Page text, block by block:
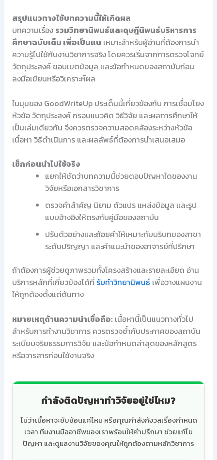
สรุปแนวทางใช้บทความนี้ให้เกิดผล
บทความเรื่อง รวมวิทยานิพนธ์และดุษฎีนิพนธ์บริหารการ
ศึกษาฉบับเต็ม เพื่อเป็นแน เหมาะสำหรับผู้อ่านที่ต้องการนำ
ความรู้ไปใช้กับงานวิชาการจริง โดยควรเริ่มจากการตรวจโจทย์
วัตถุประสงค์ ขอบเขตข้อมูล และข้อกำหนดของสถาบันก่อน
ลงมือเขียนหรือวิเคราะห์ผล
ในมุมของ GoodWriteUp ประเด็นนี้เกี่ยวข้องกับ การเชื่อมโยง
หัวข้อ วัตถุประสงค์ กรอบแนวคิด วิธีวิจัย และผลการศึกษาให้
เป็นเล่มเดียวกัน จึงควรตรวจความสอดคล้องระหว่างหัวข้อ
เนื้อหา วิธีดำเนินการ และผลลัพธ์ที่ต้องการนำเสนอเสมอ
เช็กก่อนนำไปใช้จริง
แยกให้ชัดว่าบทความนี้ช่วยตอบปัญหาใดของงาน
วิจัยหรือเอกสารวิชาการ
ตรวจคำสำคัญ นิยาม ตัวแปร แหล่งข้อมูล และรูป
แบบอ้างอิงให้ตรงกับคู่มือของสถาบัน
ปรับตัวอย่างและถ้อยคำให้เหมาะกับบริบทของสาขา
ระดับปริญญา และคำแนะนำของอาจารย์ที่ปรึกษา
ถ้าต้องการผู้ช่วยดูภาพรวมทั้งโครงสร้างและรายละเอียด อ่าน
บริการหลักที่เกี่ยวข้องได้ที่ รับทำวิทยานิพนธ์เพื่อวางแผนงาน
ให้ถูกต้องตั้งแต่ต้นทาง
หมายเหตุด้านความน่าเชื่อถือ: เนื้อหานี้เป็นแนวทางทั่วไป
สำหรับการทำงานวิชาการ ควรตรวจซ้ำกับประกาศของสถาบัน
ระเบียบจริยธรรมการวิจัย และข้อกำหนดล่าสุดของหลักสูตร
หรือวารสารก่อนใช้งานจริง
กำลังติดปัญหาทำวิจัยอยู่ใช่ไหม?
ไม่ว่าเนื้อหาจะซับซ้อนแค่ไหน หรือคุณกำลังกังวลเรื่องกำหนด
เวลา ทีมงานมืออาชีพของเราพร้อมให้คำปรึกษา ช่วยแก้ไข
ปัญหา และดูแลงานวิจัยของคุณให้ถูกต้องตามหลักวิชาการ